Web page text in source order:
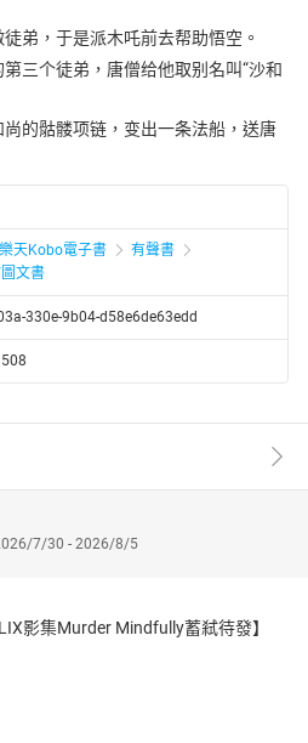
弟，于是派木吒前去帮助悟空。
三个徒弟，唐僧给他取别名叫“沙和
的骷髅项链，变出一条法船，送唐
樂天Kobo電子書
有聲書
文書
330e-9b04-d58e6de63edd
7/30 - 2026/8/5
影集Murder Mindfully蓄弒待發】